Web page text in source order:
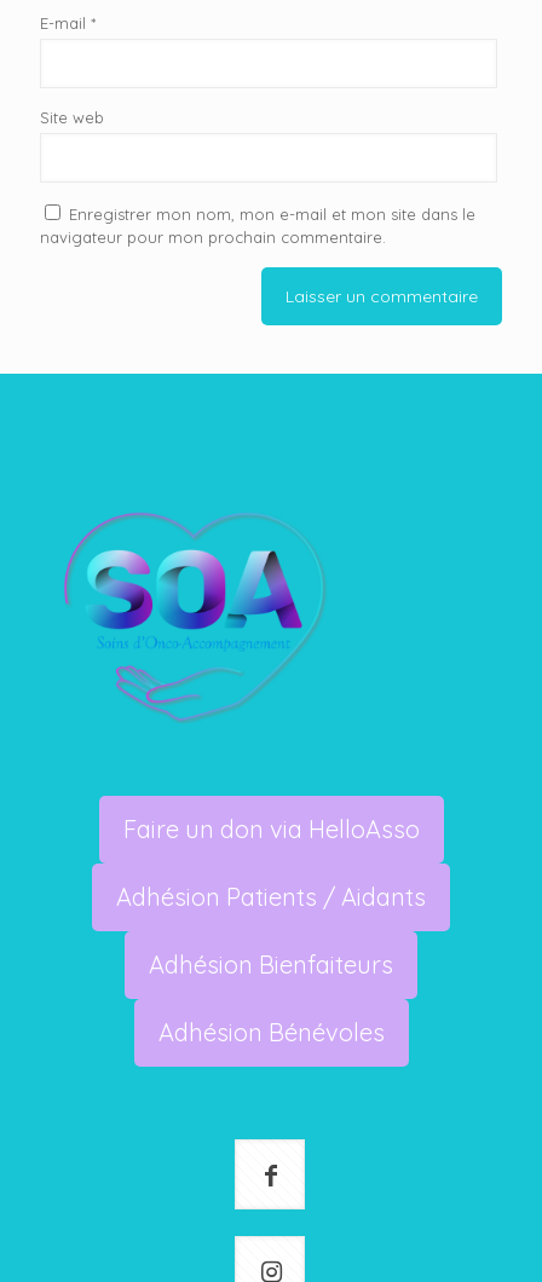
E-mail *
Site web
Enregistrer mon nom, mon e-mail et mon site dans le
navigateur pour mon prochain commentaire.
Faire un don via HelloAsso
Adhésion Patients / Aidants
Adhésion Bienfaiteurs
Adhésion Bénévoles